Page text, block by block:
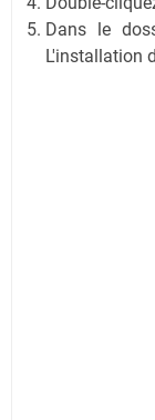
Dans le
L'installation